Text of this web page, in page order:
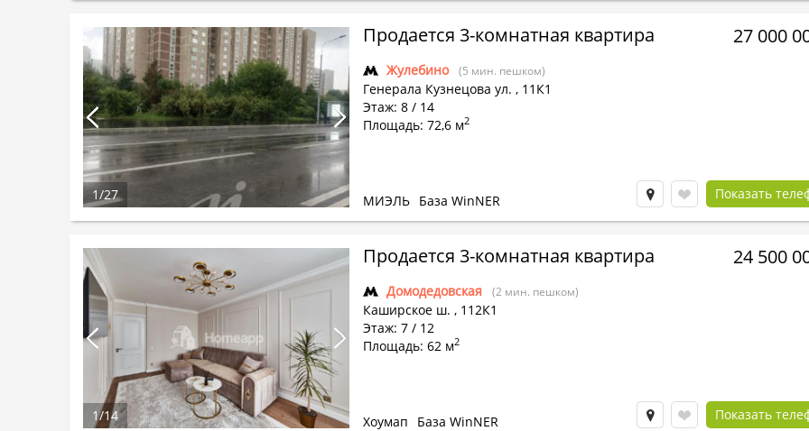
Продается 3-комнатная квартира
Жулебино (5 мин. пешком)
Генерала Кузнецова ул. , 11К1
Этаж: 8 / 14
Площадь: 72,6 м2
27 000
МИЭЛЬ База WinNER Показать
1/27
Продается 3-комнатная квартира
Домодедовская (2 мин. пешком)
Каширское ш. , 112К1
Этаж: 7 / 12
Площадь: 62 м2
24 500
Хоумап База WinNER Показать
1/14